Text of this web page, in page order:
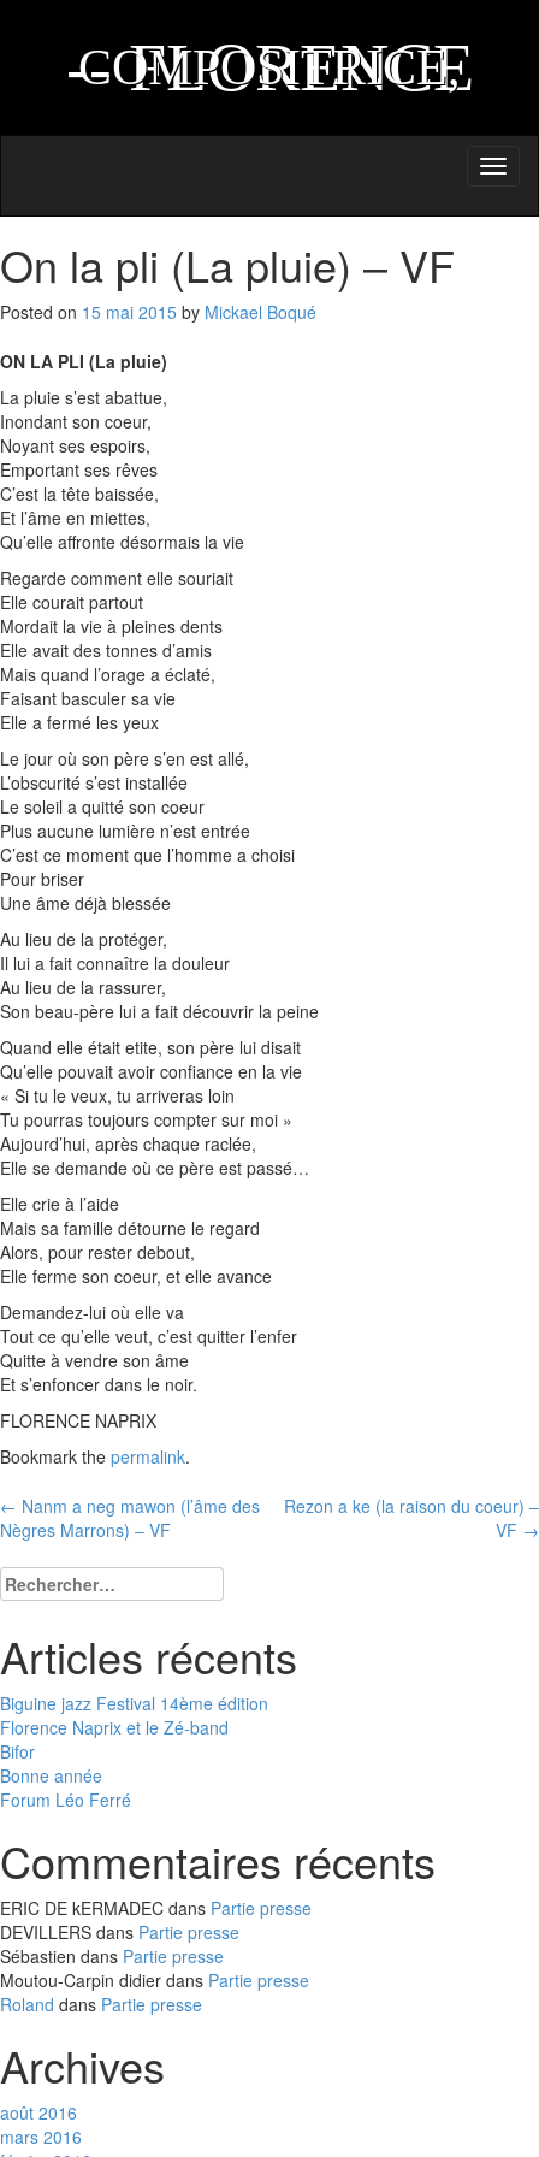
-- FLORENCE
NAPRIX --
COMPOSITRICE,
INTERPRETE
On la pli (La pluie) – VF
Posted on 15 mai 2015 by Mickael Boqué
ON LA PLI (La pluie)
La pluie s’est abattue,
Inondant son coeur,
Noyant ses espoirs,
Emportant ses rêves
C’est la tête baissée,
Et l’âme en miettes,
Qu’elle affronte désormais la vie
Regarde comment elle souriait
Elle courait partout
Mordait la vie à pleines dents
Elle avait des tonnes d’amis
Mais quand l’orage a éclaté,
Faisant basculer sa vie
Elle a fermé les yeux
Le jour où son père s’en est allé,
L’obscurité s’est installée
Le soleil a quitté son coeur
Plus aucune lumière n’est entrée
C’est ce moment que l’homme a choisi
Pour briser
Une âme déjà blessée
Au lieu de la protéger,
Il lui a fait connaître la douleur
Au lieu de la rassurer,
Son beau-père lui a fait découvrir la peine
Quand elle était etite, son père lui disait
Qu’elle pouvait avoir confiance en la vie
« Si tu le veux, tu arriveras loin
Tu pourras toujours compter sur moi »
Aujourd’hui, après chaque raclée,
Elle se demande où ce père est passé…
Elle crie à l’aide
Mais sa famille détourne le regard
Alors, pour rester debout,
Elle ferme son coeur, et elle avance
Demandez-lui où elle va
Tout ce qu’elle veut, c’est quitter l’enfer
Quitte à vendre son âme
Et s’enfoncer dans le noir.
FLORENCE NAPRIX
Bookmark the permalink.
Post
navigation
← Nanm a neg mawon (l’âme des
Nègres Marrons) – VF
Rezon a ke (la raison du coeur) –
VF →
Rechercher :
Articles récents
Biguine jazz Festival 14ème édition
Florence Naprix et le Zé-band
Bifor
Bonne année
Forum Léo Ferré
Commentaires récents
ERIC DE kERMADEC dans Partie presse
DEVILLERS dans Partie presse
Sébastien dans Partie presse
Moutou-Carpin didier dans Partie presse
Roland dans Partie presse
Archives
août 2016
mars 2016